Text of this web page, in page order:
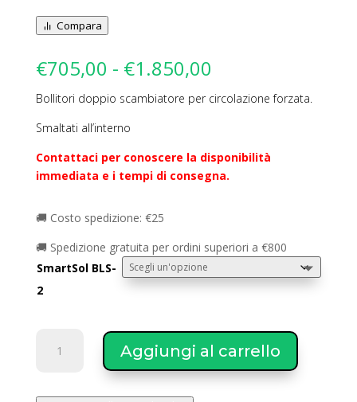
Compara
€705,00 - €1.850,00
prezzo:
a
€1.850,00
Bollitori doppio scambiatore per circolazione forzata.
Smaltati all’interno
Contattaci per conoscere la disponibilità
immediata e i tempi di consegna.
🚚 Costo spedizione: €25
🚚 Spedizione gratuita per ordini superiori a €800
SmartSol BLS-
2
bollitori
Aggiungi al carrello